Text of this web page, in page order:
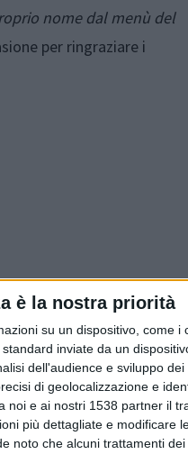
è la nostra priorità
su un dispositivo, come i
inviate da un
dell'audience e sviluppo dei
di geolocalizzazione e
noi e ai nostri 1538 partner il
più dettagliate e modificare
noto che alcuni trattamenti
nome dal menù del
per ringraziare i